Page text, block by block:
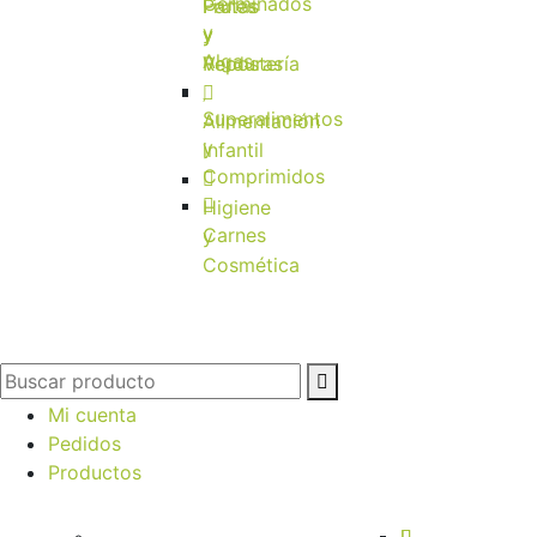
Frutas
y
Verduras
y
Algas
Superalimentos
y
Comprimidos
Carnes
Panes
y
Repostería
Alimentación
infantil
Higiene
y
Cosmética
Mi cuenta
Pedidos
Productos